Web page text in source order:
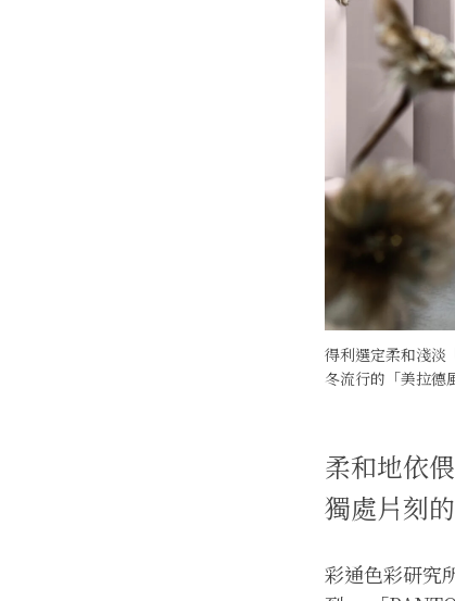
得利選定柔和淺淡
冬流行的「美拉德
柔和地依
獨處片刻
彩通色彩研